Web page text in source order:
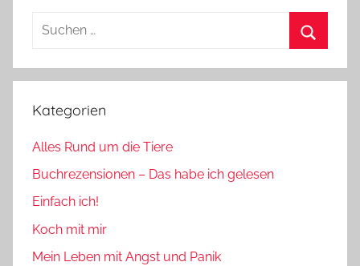
Suchen
Kategorien
Alles Rund um die Tiere
Buchrezensionen – Das habe ich gelesen
Einfach ich!
Koch mit mir
Mein Leben mit Angst und Panik